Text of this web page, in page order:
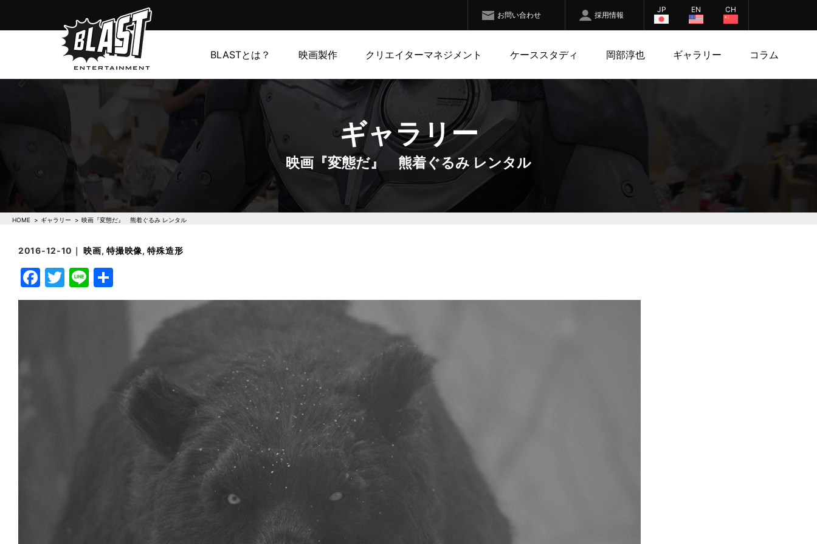
お問い合わせ 採用情報
JP EN CH
BLASTとは？ 映画製作 クリエイターマネジメント ケーススタディ 岡部淳也 ギャラリー コラム
ギャラリー
映画『変態だ』 熊着ぐるみ レンタル
HOME ギャラリー 映画『変態だ』 熊着ぐるみ レンタル
2016-12-10｜映画,特撮映像,特殊造形
F
a
T
w
Li
n 有